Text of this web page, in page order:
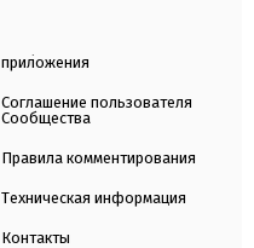
приложения
Соглашение пользователя
Сообщества
Правила комментирования
Техническая информация
Контакты